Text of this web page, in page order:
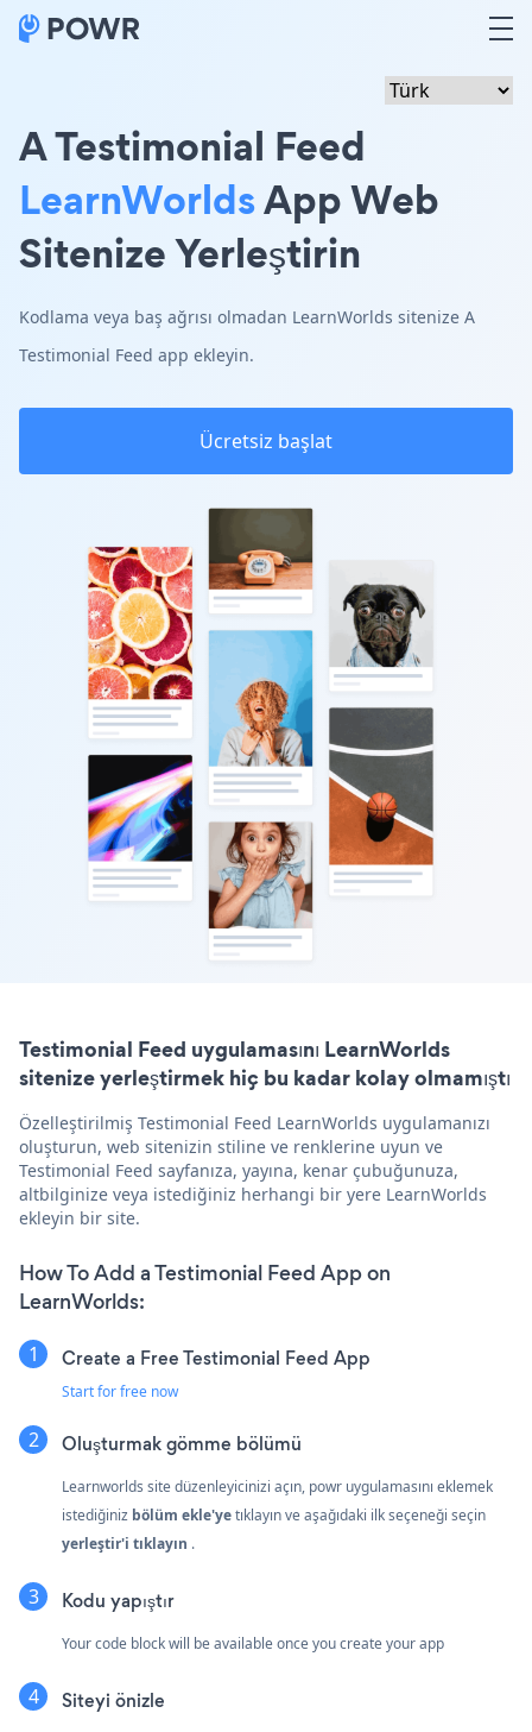
A Testimonial Feed
LearnWorldsApp Web
Sitenize Yerleştirin
Kodlama veya baş ağrısı olmadan LearnWorlds sitenize A
Testimonial Feed app ekleyin.
Ücretsiz başlat
Testimonial Feed uygulamasını LearnWorlds
sitenize yerleştirmek hiç bu kadar kolay olmamıştı
Özelleştirilmiş Testimonial Feed LearnWorlds uygulamanızı
oluşturun, web sitenizin stiline ve renklerine uyun ve
Testimonial Feed sayfanıza, yayına, kenar çubuğunuza,
altbilginize veya istediğiniz herhangi bir yere LearnWorlds
ekleyin bir site.
How To Add a Testimonial Feed App on
LearnWorlds:
Create a Free Testimonial Feed App
Start for free now
Oluşturmakgömme bölümü
Learnworlds site düzenleyicinizi açın, powr uygulamasını eklemek
istediğiniz bölüm ekle'yetıklayın ve aşağıdaki ilk seçeneği seçin
yerleştir'i tıklayın .
Kodu yapıştır
Your code block will be available once you create your app
Siteyi önizle